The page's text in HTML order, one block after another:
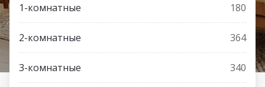
1-комнатные 180
2-комнатные 364
3-комнатные 340